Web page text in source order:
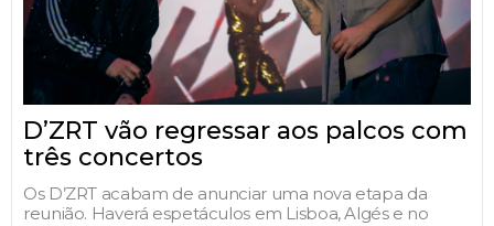
D’ZRT vão regressar aos palcos com
três concertos
Os D’ZRT acabam de anunciar uma nova etapa da
reunião. Haverá espetáculos em Lisboa, Algés e no